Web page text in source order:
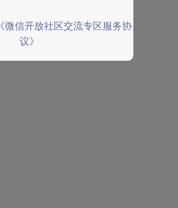
《微信开放社区交流专区服务协
议》